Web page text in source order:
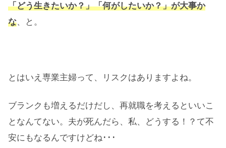
「どう生きたいか？」「何がしたいか？」が大事か
な、と。
とはいえ専業主婦って、リスクはありますよね。
ブランクも増えるだけだし、再就職を考えるといいこ
となんてない。夫が死んだら、私、どうする！？て不
安にもなるんですけどね･･･